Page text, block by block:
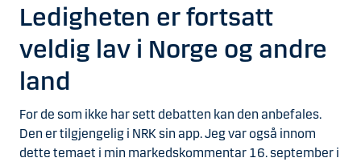
Ledigheten er fortsatt
veldig lav i Norge og andre
land
For de som ikke har sett debatten kan den anbefales.
Den er tilgjengelig i NRK sin app. Jeg var også innom
dette temaet i min markedskommentar 16. september i